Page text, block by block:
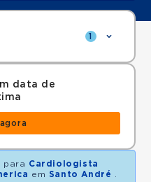
1
data de
para Cardiologista
em Santo André